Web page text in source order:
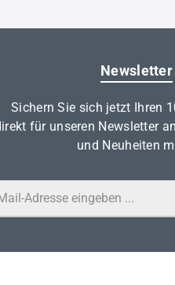
Newsletter
Sichern Sie sich jetzt Ihren
für unseren Newsletter
und Neuheiten